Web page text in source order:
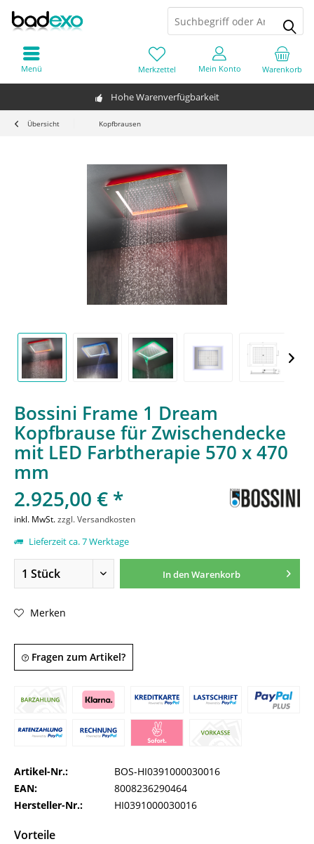
Hohe Warenverfügbarkeit
Warenkorb
Merkzettel Mein Konto
Menü
Übersicht Kopfbrausen
Bossini Frame 1 Dream
Kopfbrause für Zwischendecke
mit LED Farbtherapie 570 x 470
mm
2.925,00 € *
inkl. MwSt.zzgl. Versandkosten
Lieferzeit ca. 7 Werktage
In denWarenkorb
Merken
Fragen zum Artikel?
Artikel-Nr.:
BOS-HI0391000030016
EAN:
8008236290464
Hersteller-Nr.:
HI0391000030016
Vorteile